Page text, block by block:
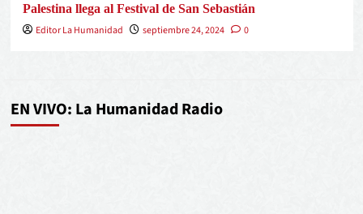
Palestina llega al Festival de San Sebastián
Editor La Humanidad
septiembre 24, 2024 0
EN VIVO: La Humanidad Radio